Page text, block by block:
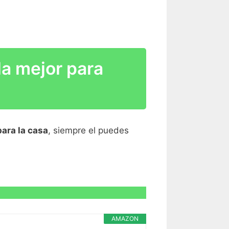
CARACTERÍSTICAS >
CARACTERÍSTICAS >
mejor para
la casa, siempre el puedes
AMAZON